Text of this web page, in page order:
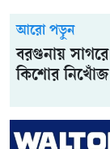
আরো পড়ুন
বরগুনায়
কিশোর নিখোঁজ